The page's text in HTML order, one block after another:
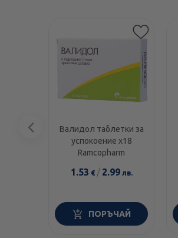
Валидол таблетки за
успокоение x18
Ramcopharm
1.53 € / 2.99лв.
ПОРЪЧАЙ
Предишен
елемент